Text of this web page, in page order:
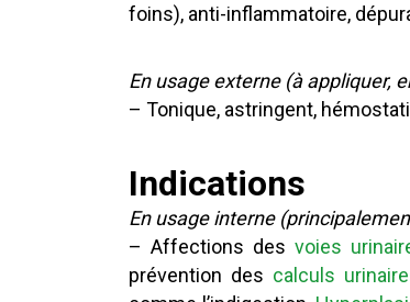
foins), anti-inflammatoire,
En usage externe (à appliquer,
– Tonique, astringent,
Indications
En usage interne
– Affections desvoies
prévention des calculs